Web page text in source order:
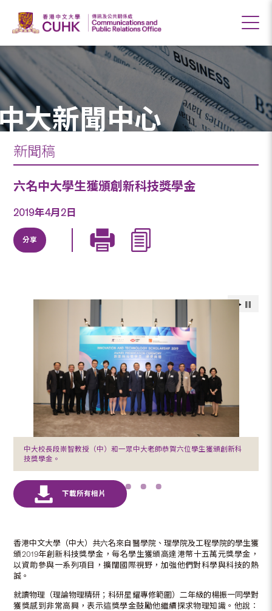
大新聞中心
新聞稿
六名中大學生獲頒創新科技獎學金
2019年4月2日
分享
中大校長段崇智教授（中）和一眾中大老師恭賀六位學生獲頒創新科
技獎學金。
香港中文大學（中大）共六名來自醫學院、理學院及工程學院的學生獲
頒2019年創新科技獎學金，每名學生獲頒高達港幣十五萬元獎學金，
以資助參與一系列項目，擴闊國際視野，加強他們對科學與科技的熱
誠。
就讀物理（理論物理精研；科研星耀專修範圍）二年級的楊振一同學對
獲獎感到非常高興，表示這獎學金鼓勵他繼續探求物理知識。他說︰